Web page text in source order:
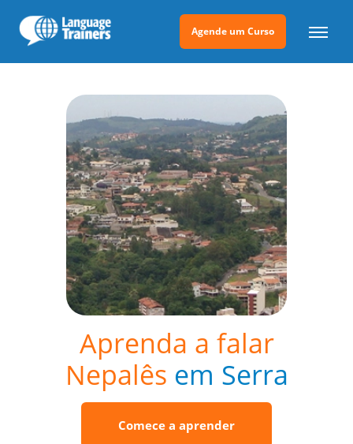
Agende um Curso
Aprenda a falar
Nepalês em Serra
Comece a aprender